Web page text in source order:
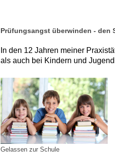
Prüfungsangst überwinden - den
In den 12 Jahren meiner
als auch bei Kindern und
Gelassen zur Schule